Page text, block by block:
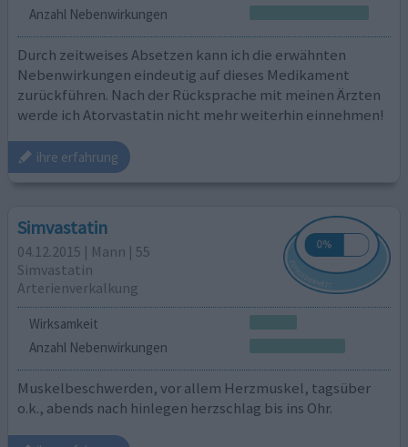
Anzahl Nebenwirkungen
Durch zeitweises Absetzen kann ich die erwähnten
Nebenwirkungen eindeutig auf dieses Medikament
zurückführen. Nach der Rücksprache mit meinen Ärzten
werde ich Atorvastatin nicht mehr weiterhin einnehmen!
ihre erfahrung
Simvastatin
04.12.2015 | Mann | 55
Simvastatin
Arterienverkalkung
Wirksamkeit
Anzahl Nebenwirkungen
Muskelbeschwerden, vor allem Herzmuskel, tagsüber
o.k., abends nach hinlegen herzschlag bis ins Ohr.